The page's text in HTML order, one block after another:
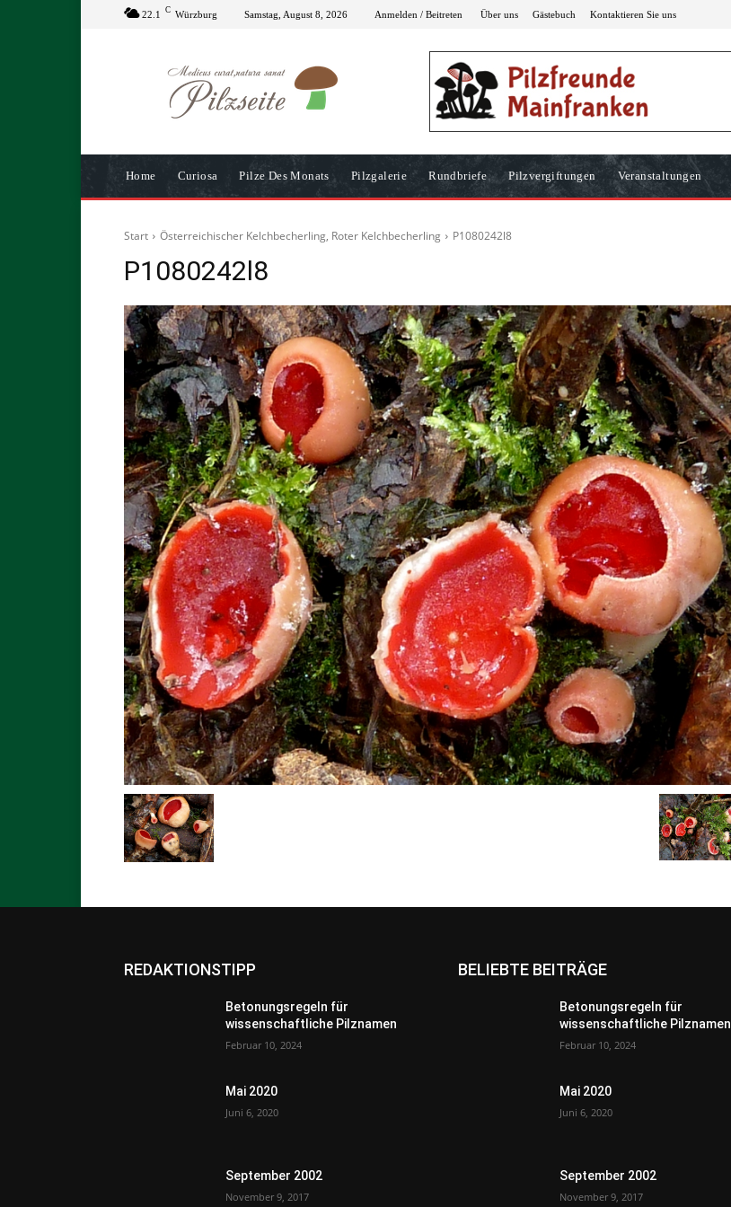
22.1 C Würzburg Samstag, August 8, 2026 Anmelden / Beitreten Über uns Gästebuch Kontaktieren Sie uns
Home Curiosa Pilze Des Monats Pilzgalerie Rundbriefe Pilzvergiftungen Veranstaltungen
Start Österreichischer Kelchbecherling, Roter Kelchbecherling P1080242l8
P1080242l8
REDAKTIONSTIPP
Betonungsregeln für
wissenschaftliche Pilznamen
Februar 10, 2024
Mai 2020
Juni 6, 2020
September 2002
November 9, 2017
BELIEBTE BEITRÄGE
Betonungsregeln für
wissenschaftliche Pilznamen
Februar 10, 2024
Mai 2020
Juni 6, 2020
September 2002
November 9, 2017